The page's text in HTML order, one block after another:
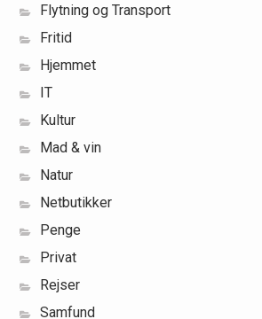
Flytning og Transport
Fritid
Hjemmet
IT
Kultur
Mad & vin
Natur
Netbutikker
Penge
Privat
Rejser
Samfund